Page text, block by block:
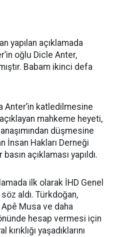
yapılan açıklamada
oğlu Dicle Anter,
Babam ikinci defa
katledilmesine
mahkeme heyeti,
düşmesine
İnsan Hakları Derneği
açıklaması yapıldı.
ilk olarak İHD Genel
aldı. Türkdoğan,
Apê Musa ve daha
hesap vermesi için
yaşadıklarını